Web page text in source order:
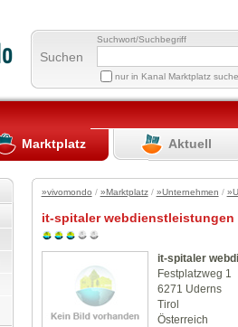
Suchen
Suchwort/Suchbegriff
nur in Kanal Marktplatz
Marktplatz Aktuell
»vivomondo / »Marktplatz/ »Unternehmen /
it-spitaler webdienstleistungen
it-spitaler
Festplatzweg 1
6271 Uderns
Tirol
Österreich